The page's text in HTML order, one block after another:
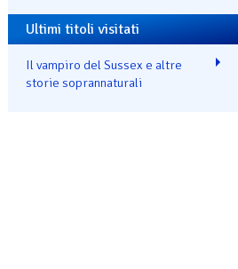
Ultimi titoli visitati
Il vampiro del Sussex e altre
storie soprannaturali